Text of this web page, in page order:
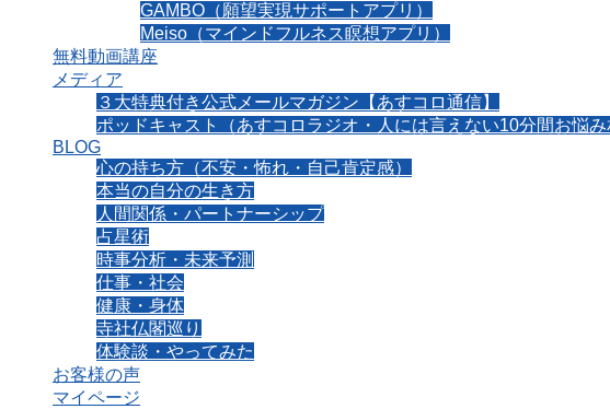
GAMBO（願望実現サポートアプリ）
Meiso（マインドフルネス瞑想アプリ）
無料動画講座
メディア
３大特典付き公式メールマガジン【あすコロ通信】
ポッドキャスト（あすコロラジオ・人には言えない10分間お悩み
BLOG
心の持ち方（不安・怖れ・自己肯定感）
本当の自分の生き方
人間関係・パートナーシップ
占星術
時事分析・未来予測
仕事・社会
健康・身体
寺社仏閣巡り
体験談・やってみた
お客様の声
マイページ